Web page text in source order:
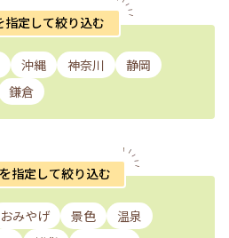
指定して絞り込む
沖縄 神奈川
静岡
鎌倉
指定して絞り込む
おみやげ 景色
温泉